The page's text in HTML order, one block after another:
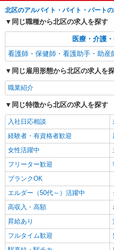
株式会社kotrio /●SW-H1-2024331
＜王子駅＞元
週3〜OK/看護助
時給1650円
通費全支給(ガ
北区
キープ
派遣社員
株式会社kotrio /●SW-H1-2001197
お試し勤務
作業のみ！面接
時給1550円
通費全支給(ガ
キープ
北区のアルバイト・バイト・パート
同じ職種から北区の求人を探す
医療・介護
看護師・保健師・看護助手・助産
同じ雇用形態から北区の求人を
職業紹介
同じ特徴から北区の求人を探す
入社日応相談
経験者・有資格者歓迎
女性活躍中
フリーター歓迎
ブランクOK
エルダー（50代～）活躍中
高収入・高額
昇給あり
フルタイム歓迎